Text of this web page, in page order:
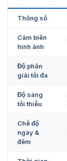
Thông số
Cảm biến
hình ảnh
Độ phân
giải tối đa
Độ sáng
tối thiểu
Chế độ
ngày &
đêm